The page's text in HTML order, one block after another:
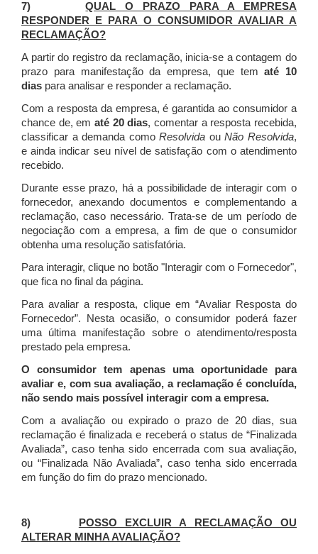
7)QUAL O PRAZO PARA A EMPRESA
RESPONDER E PARA O CONSUMIDOR AVALIAR A
RECLAMAÇÃO?
A partir do registro da reclamação, inicia-se a contagem do
prazo para manifestação da empresa, que tematé 10
dias para analisar e responder a reclamação.
Com a resposta da empresa, é garantida ao consumidor a
chance de, em até 20 dias, comentar a resposta recebida,
classificar a demanda comoResolvida ouNão Resolvida,
e ainda indicar seu nível de satisfação com o atendimento
recebido.
Durante esse prazo, há a possibilidade de interagir com o
fornecedor, anexando documentos e complementando a
reclamação, caso necessário.Trata-se de um período de
negociação com a empresa, a fim de que o consumidor
obtenha uma resolução satisfatória.
Para interagir, clique no botão "Interagir com o Fornecedor",
que fica no final da página.
Para avaliar a resposta, clique em “Avaliar Resposta do
Fornecedor”. Nesta ocasião, o consumidor poderá fazer
uma última manifestação sobre o atendimento/resposta
prestado pela empresa.
O consumidor tem apenas uma oportunidade para
avaliar e, com sua avaliação, a reclamação é concluída,
não sendo mais possível interagir com a empresa.
Com a avaliação ou expirado o prazo de 20 dias, sua
reclamação é finalizada e receberá o status de “Finalizada
Avaliada”, caso tenha sido encerrada com sua avaliação,
ou “Finalizada Não Avaliada”, caso tenha sido encerrada
em função do fim do prazo mencionado.
8)
POSSO EXCLUIR A RECLAMAÇÃO OU
ALTERAR MINHA AVALIAÇÃO?